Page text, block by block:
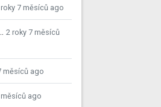
7 měsíců ago
2 roky 7 měsíců
měsíců ago
ago